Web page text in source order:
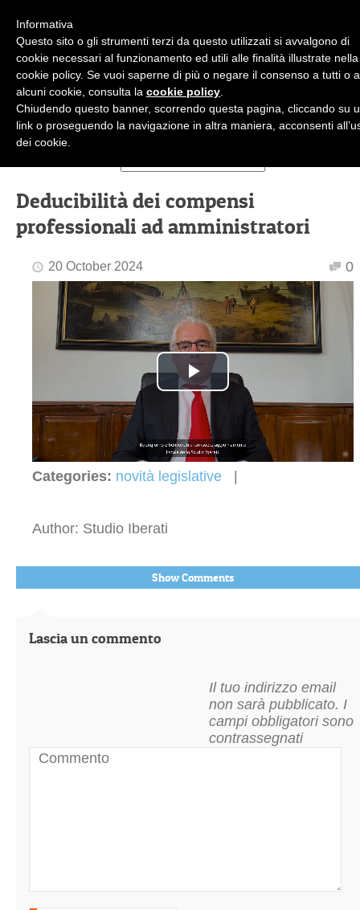
+39.02.36.50.45.99
studioiberati@studioiberati.it
IT
Deducibilità dei compensi
professionali ad amministratori
20 October 2024 0
Play
Video
Categories: novità legislative
Author: Studio Iberati
Show Comments
Lascia un commento
Il tuo indirizzo email
non sarà pubblicato. I
campi obbligatori sono
contrassegnati
Commento
Informativa
Questo sito o gli strumenti terzi da questo utilizzati si avvalgono di
cookie necessari al funzionamento ed utili alle finalità illustrate nella
cookie policy. Se vuoi saperne di più o negare il consenso a tutti o
alcuni cookie, consulta la cookie policy
Chiudendo questo banner, scorrendo questa pagina, cliccando su
link o proseguendo la navigazione in altra maniera, acconsenti
dei cookie.